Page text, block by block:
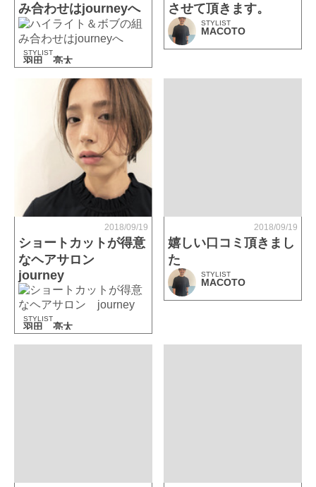
み合わせはjourneyへ
STYLIST
羽田 亮太
させて頂きます。
STYLIST
MACOTO
2018/09/19
ショートカットが得意
なヘアサロン
journey
STYLIST
羽田 亮太
2018/09/19
嬉しい口コミ頂きまし
た
STYLIST
MACOTO